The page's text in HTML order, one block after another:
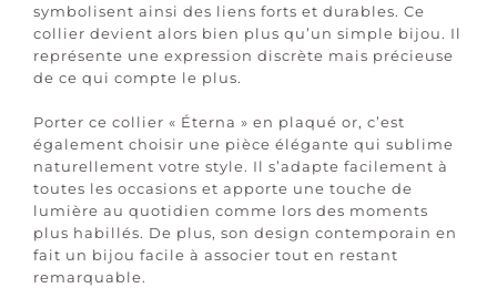
symbolisent ainsi des liens forts et durables. Ce
collier devient alors bien plus qu’un simple bijou. Il
représente une expression discrète mais précieuse
de ce qui compte le plus.
Porter ce collier « Éterna » en plaqué or, c’est
également choisir une pièce élégante qui sublime
naturellement votre style. Il s’adapte facilement à
toutes les occasions et apporte une touche de
lumière au quotidien comme lors des moments
plus habillés. De plus, son design contemporain en
fait un bijou facile à associer tout en restant
remarquable.